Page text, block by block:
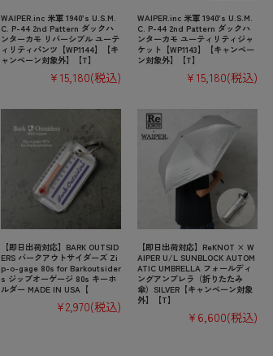
WAIPER.inc 米軍 1940’s U.S.M.
C. P-44 2nd Pattern ダックハ
ンターカモ リバーシブル ユーテ
ィリティパンツ【WP1144】【キ
ャンペーン対象外】【T】
¥15,180(税込)
WAIPER.inc 米軍 1940’s U.S.M.
C. P-44 2nd Pattern ダックハ
ンターカモ ユーティリティジャ
ケット【WP1143】【キャンペー
ン対象外】【T】
¥15,180(税込)
【即日出荷対応】BARK OUTSID
ERS バークアウトサイダーズ Zi
p-o-gage 80s for Barkoutsider
s ジップオーゲージ 80s キーホ
ルダー MADE IN USA【
¥2,970(税込)
【即日出荷対応】ReKNOT × W
AIPER U/L SUNBLOCK AUTOM
ATIC UMBRELLA フォールディ
ングアンブレラ（折りたたみ
傘）SILVER【キャンペーン対象
外】【T】
¥6,600(税込)